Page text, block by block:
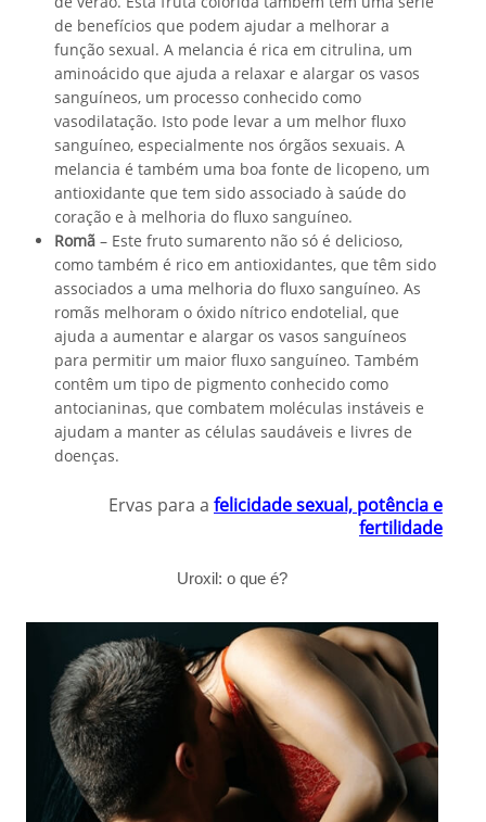
de benefícios que podem ajudar a melhorar a
função sexual. A melancia é rica em citrulina, um
aminoácido que ajuda a relaxar e alargar os vasos
sanguíneos, um processo conhecido como
vasodilatação. Isto pode levar a um melhor fluxo
sanguíneo, especialmente nos órgãos sexuais. A
melancia é também uma boa fonte de licopeno, um
antioxidante que tem sido associado à saúde do
coração e à melhoria do fluxo sanguíneo.
Romã – Este fruto sumarento não só é delicioso,
como também é rico em antioxidantes, que têm sido
associados a uma melhoria do fluxo sanguíneo. As
romãs melhoram o óxido nítrico endotelial, que
ajuda a aumentar e alargar os vasos sanguíneos
para permitir um maior fluxo sanguíneo. Também
contêm um tipo de pigmento conhecido como
antocianinas, que combatem moléculas instáveis e
ajudam a manter as células saudáveis e livres de
doenças.
Ervas para a felicidade sexual, potência e
fertilidade
Uroxil: o que é?